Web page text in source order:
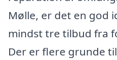
Mølle, er det en god
mindst tre tilbud fra
Der er flere grunde